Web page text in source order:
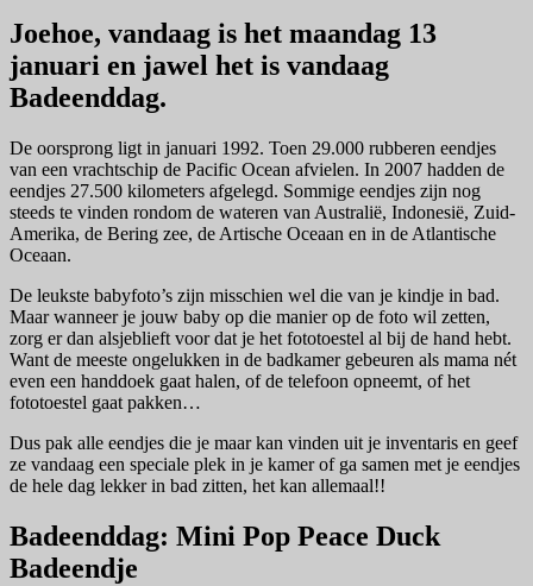
Joehoe, vandaag is het maandag 13
januari en jawel het is vandaag
Badeenddag.
De oorsprong ligt in januari 1992. Toen 29.000 rubberen eendjes
van een vrachtschip de Pacific Ocean afvielen. In 2007 hadden de
eendjes 27.500 kilometers afgelegd. Sommige eendjes zijn nog
steeds te vinden rondom de wateren van Australië, Indonesië, Zuid-
Amerika, de Bering zee, de Artische Oceaan en in de Atlantische
Oceaan.
De leukste babyfoto’s zijn misschien wel die van je kindje in bad.
Maar wanneer je jouw baby op die manier op de foto wil zetten,
zorg er dan alsjeblieft voor dat je het fototoestel al bij de hand hebt.
Want de meeste ongelukken in de badkamer gebeuren als mama nét
even een handdoek gaat halen, of de telefoon opneemt, of het
fototoestel gaat pakken…
Dus pak alle eendjes die je maar kan vinden uit je inventaris en geef
ze vandaag een speciale plek in je kamer of ga samen met je eendjes
de hele dag lekker in bad zitten, het kan allemaal!!
Badeenddag: Mini Pop Peace Duck
Badeendje